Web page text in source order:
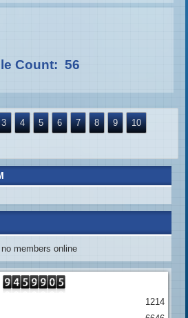
Count: 56
3 4 5 6 7 8 9 10
members online
1214